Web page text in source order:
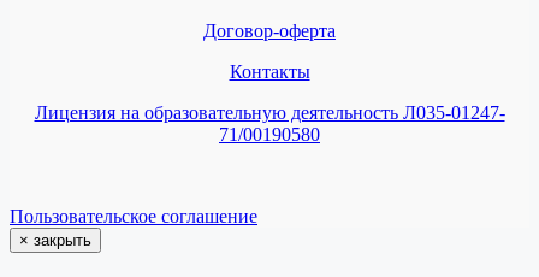
Договор-оферта
Контакты
Лицензия на образовательную деятельность Л035-01247-
71/00190580
Пользовательское соглашение
× закрыть